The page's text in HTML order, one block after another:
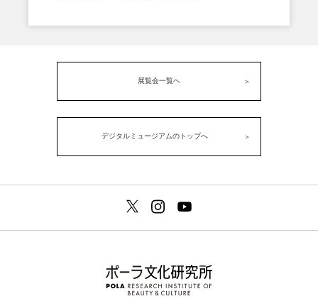
展覧会一覧へ
デジタルミュージアムのトップへ